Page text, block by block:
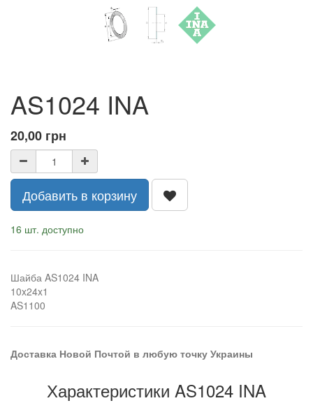
AS1024 INA
20,00 грн
Добавить в корзину
16 шт. доступно
Шайба AS1024 INA
10x24x1
AS1100
Доставка Новой Почтой в любую точку Украины
Характеристики AS1024 INA